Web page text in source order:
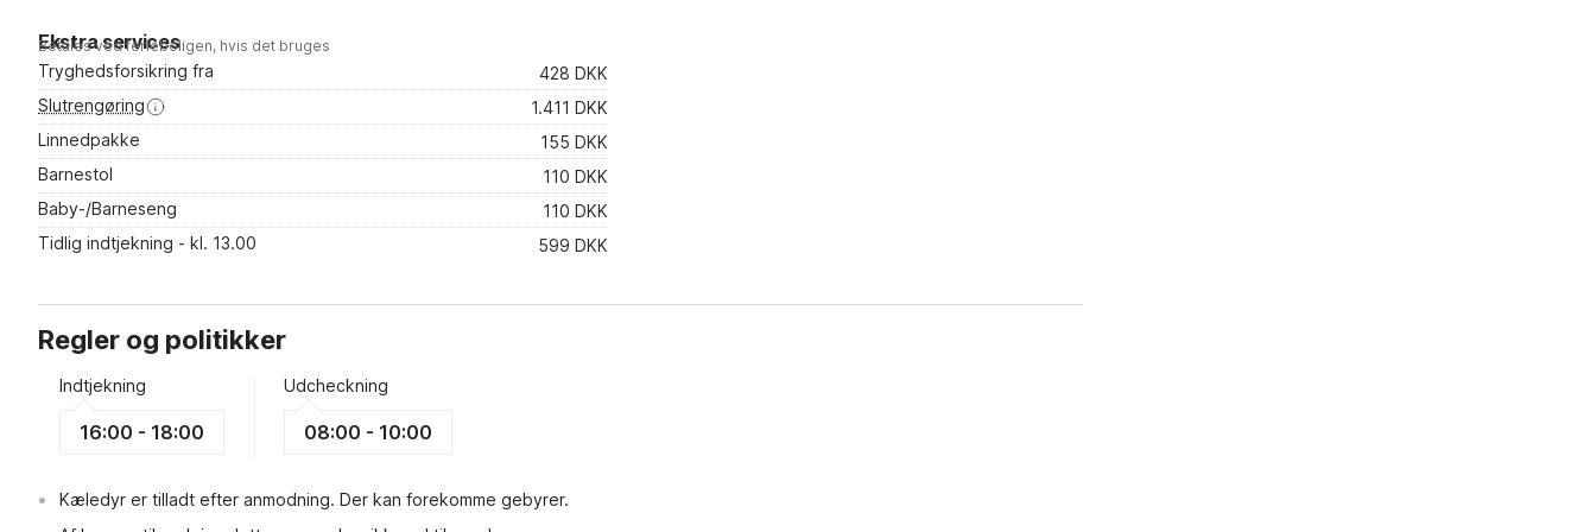
Ekstra services
Betales ved ferieboligen, hvis det bruges
Tryghedsforsikring fra
428 DKK
Slutrengøring
1.411 DKK
Linnedpakke
155 DKK
Barnestol
110 DKK
Baby-/Barneseng
110 DKK
Tidlig indtjekning - kl. 13.00
599 DKK
Regler og politikker
Indtjekning
16:00 - 18:00
Udcheckning
08:00 - 10:00
Kæledyr er tilladt efter anmodning. Der kan forekomme gebyrer.